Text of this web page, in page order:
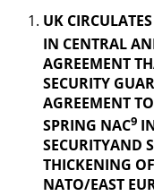
UK
IN CENTRAL
AGREEMENT
SECURITY
AGREEMENT
SPRING NAC9
SECURITYAND
THICKENING
NATO/EAST